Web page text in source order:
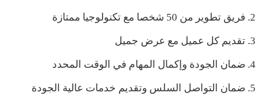
2. فريق تطوير من 50 شخصا مع تكنولوجيا ممتازة
3. تقديم كل عميل مع عرض جميل
4. ضمان الجودة وإكمال المهام في الوقت المحدد
5. ضمان التواصل السلس وتقديم خدمات عالية الجودة